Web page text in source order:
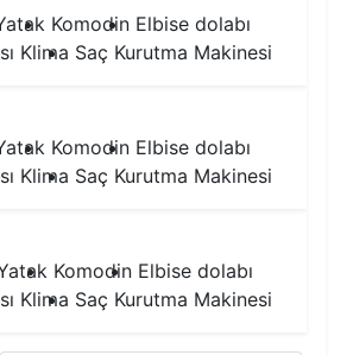
Komodin Elbise dolabı
Klima Saç Kurutma Makinesi
Komodin Elbise dolabı
Klima Saç Kurutma Makinesi
Komodin Elbise dolabı
Klima Saç Kurutma Makinesi